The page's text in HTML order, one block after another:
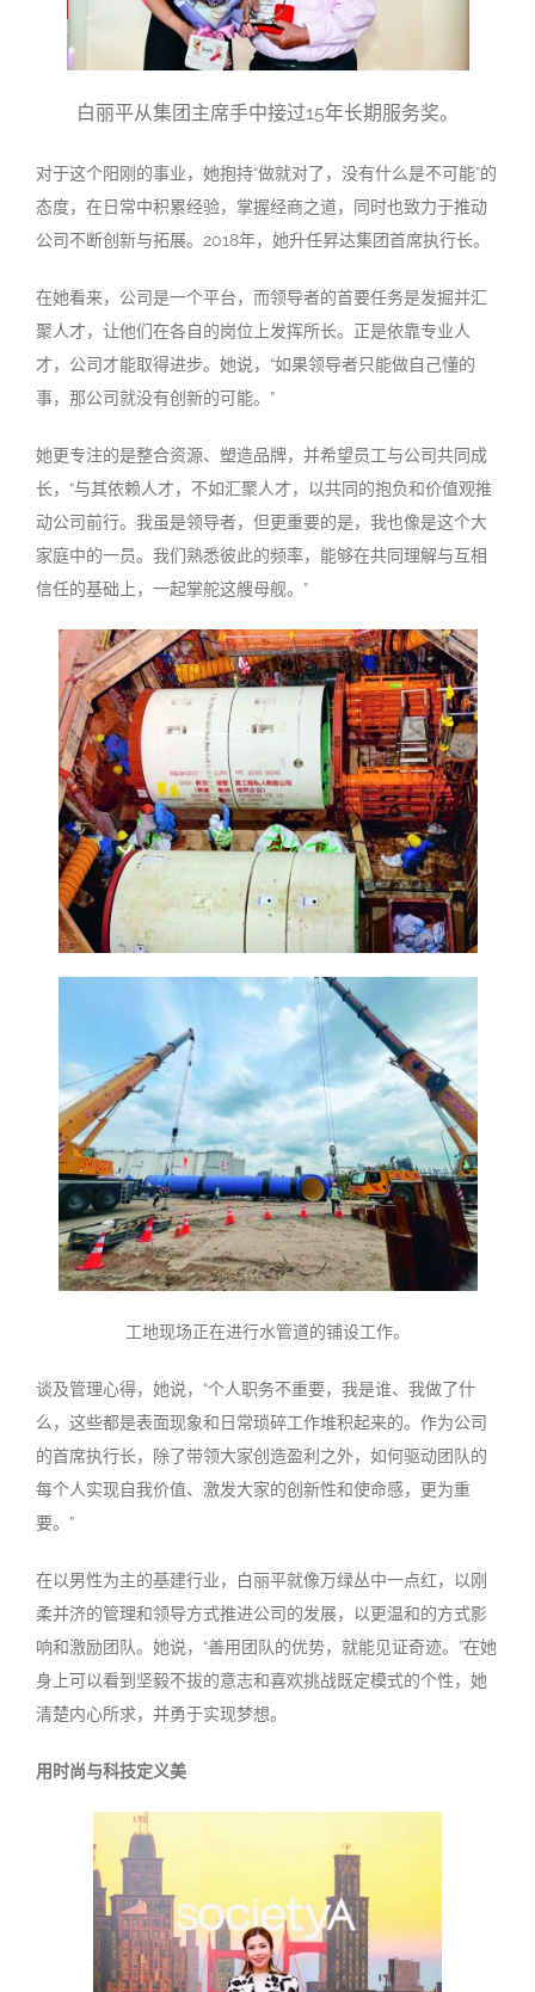
白丽平从集团主席手中接过15年长期服务奖。
对于这个阳刚的事业，她抱持“做就对了，没有什么是不可能”的
态度，在日常中积累经验，掌握经商之道，同时也致力于推动
公司不断创新与拓展。 2018年，她升任昇达集团首席执行长。
在她看来，公司是一个平台，而领导者的首要任务是发掘并汇
聚人才，让他们在各自的岗位上发挥所长。正是依靠专业人
才，公司才能取得进步。她说， “如果领导者只能做自己懂的
事，那公司就没有创新的可能。 ”
她更专注的是整合资源、塑造品牌，并希望员工与公司共同成
长， “与其依赖人才，不如汇聚人才，以共同的抱负和价值观推
动公司前行。我虽是领导者，但更重要的是，我也像是这个大
家庭中的一员。我们熟悉彼此的频率，能够在共同理解与互相
信任的基础上，一起掌舵这艘母舰。 ”
工地现场正在进行水管道的铺设工作。
谈及管理心得，她说， “个人职务不重要，我是谁、我做了什
么，这些都是表面现象和日常琐碎工作堆积起来的。作为公司
的首席执行长，除了带领大家创造盈利之外，如何驱动团队的
每个人实现自我价值、激发大家的创新性和使命感，更为重
要。 ”
在以男性为主的基建行业，白丽平就像万绿丛中一点红，以刚
柔并济的管理和领导方式推进公司的发展，以更温和的方式影
响和激励团队。她说， “善用团队的优势，就能见证奇迹。 ”在她
身上可以看到坚毅不拔的意志和喜欢挑战既定模式的个性，她
清楚内心所求，并勇于实现梦想。
用时尚与科技定义美